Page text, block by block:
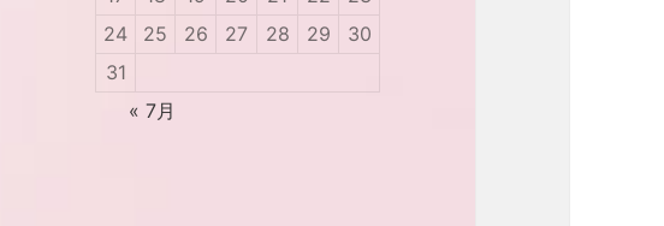
24
25 26 27 28 29
30
31
« 7月